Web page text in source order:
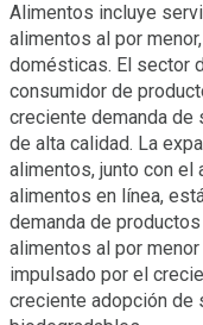
Alimentos incluye
alimentos al por
domésticas. El sector
consumidor de
creciente demanda de
de alta calidad. La
alimentos, junto con
alimentos en línea,
demanda de
alimentos al por
impulsado por el
creciente adopción de